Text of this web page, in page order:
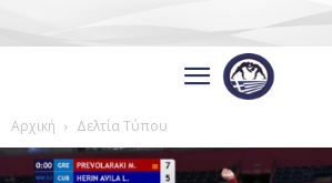
Αρχική Δελτία Τύπου